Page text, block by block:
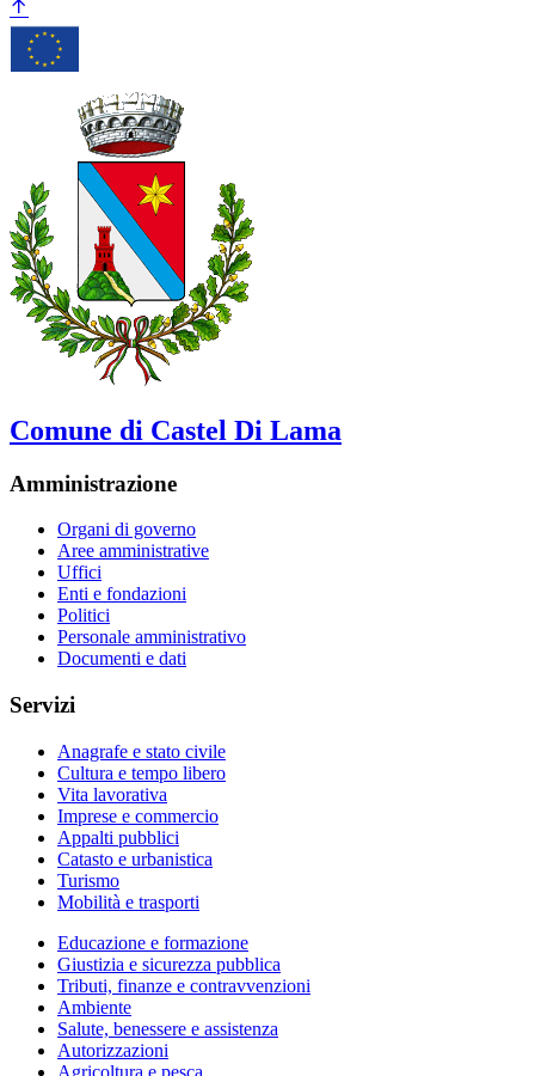
Comune di Castel Di Lama
Amministrazione
Organi di governo
Aree amministrative
Uffici
Enti e fondazioni
Politici
Personale amministrativo
Documenti e dati
Servizi
Anagrafe e stato civile
Cultura e tempo libero
Vita lavorativa
Imprese e commercio
Appalti pubblici
Catasto e urbanistica
Turismo
Mobilità e trasporti
Educazione e formazione
Giustizia e sicurezza pubblica
Tributi, finanze e contravvenzioni
Ambiente
Salute, benessere e assistenza
Autorizzazioni
Agricoltura e pesca